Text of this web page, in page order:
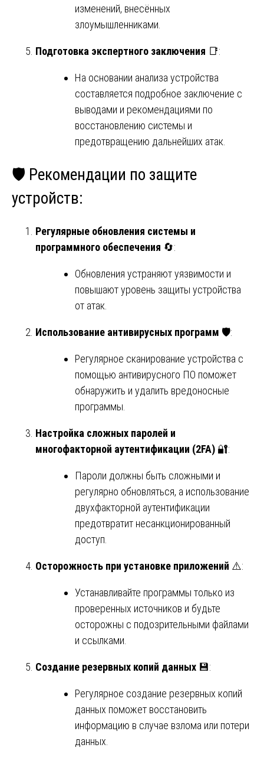
изменений, внесённых
злоумышленниками.
Подготовка экспертного заключения 📑:
На основании анализа устройства
составляется подробное заключение с
выводами и рекомендациями по
восстановлению системы и
предотвращению дальнейших атак.
🛡️ Рекомендации по защите
устройств:
Регулярные обновления системы и
программного обеспечения 🔄:
Обновления устраняют уязвимости и
повышают уровень защиты устройства
от атак.
Использование антивирусных программ 🛡️:
Регулярное сканирование устройства с
помощью антивирусного ПО поможет
обнаружить и удалить вредоносные
программы.
Настройка сложных паролей и
многофакторной аутентификации (2FA) 🔐:
Пароли должны быть сложными и
регулярно обновляться, а использование
двухфакторной аутентификации
предотвратит несанкционированный
доступ.
Осторожность при установке приложений ⚠️:
Устанавливайте программы только из
проверенных источников и будьте
осторожны с подозрительными файлами
и ссылками.
Создание резервных копий данных 💾:
Регулярное создание резервных копий
данных поможет восстановить
информацию в случае взлома или потери
данных.